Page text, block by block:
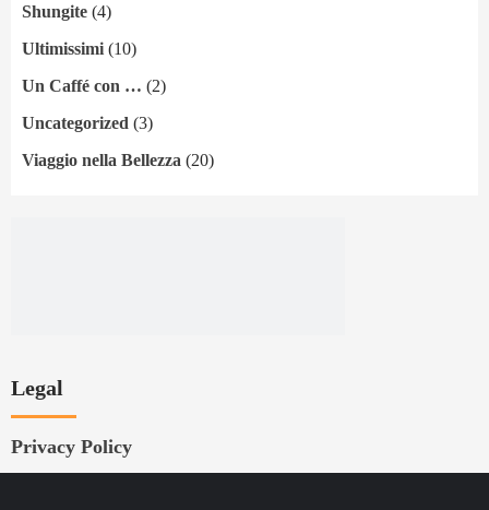
Shungite (4)
Ultimissimi (10)
Un Caffé con … (2)
Uncategorized (3)
Viaggio nella Bellezza (20)
Legal
Privacy Policy